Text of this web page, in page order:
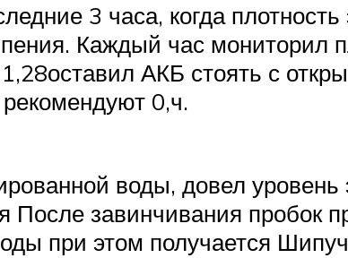
3 часа, когда
Каждый час мониторил
АКБ стоять с
рекомендуют 0,ч.
воды, довел уровень
После завинчивания пробок
при этом получается